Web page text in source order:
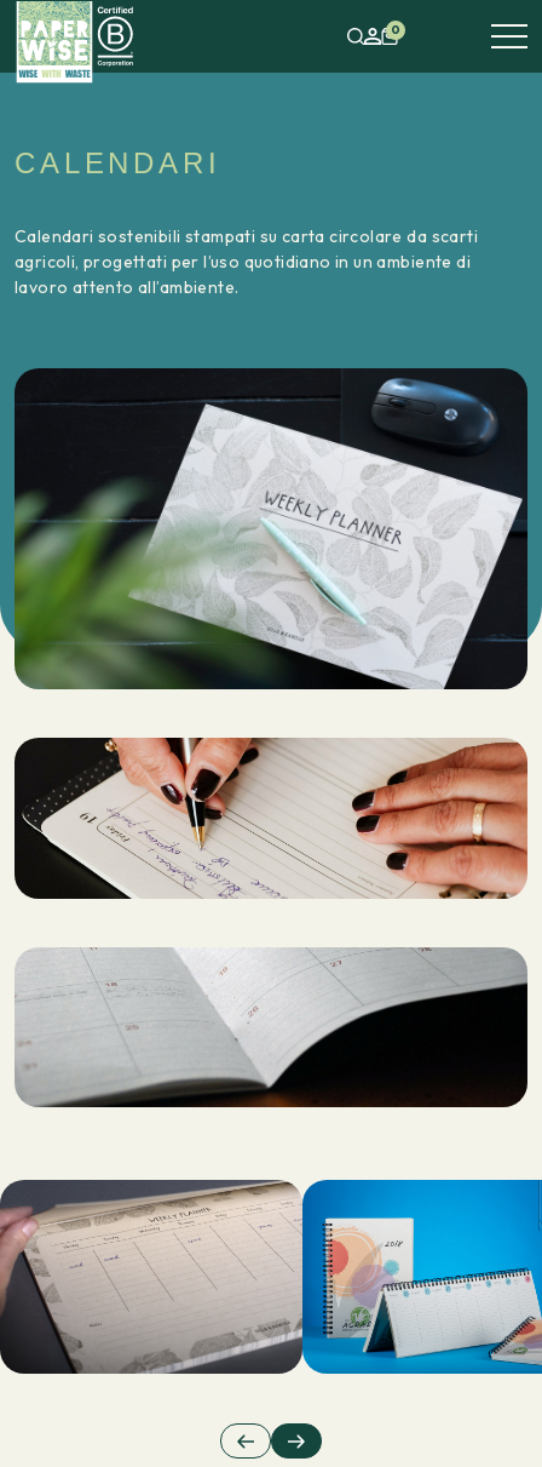
0
CALENDARI
Calendari sostenibili stampati su carta circolare da scarti
agricoli, progettati per l’uso quotidiano in un ambiente di
lavoro attento all’ambiente.